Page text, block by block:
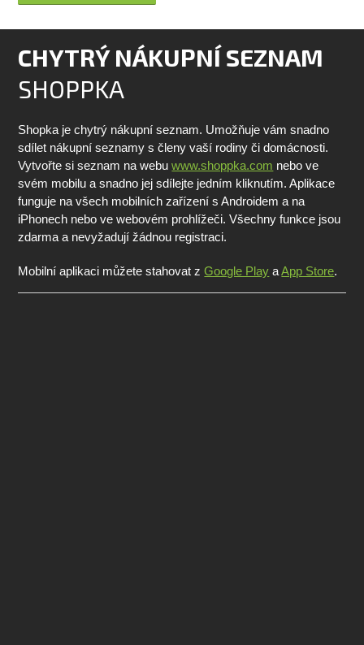
CHYTRÝ NÁKUPNÍ SEZNAM
SHOPPKA
Shopka je chytrý nákupní seznam. Umožňuje vám snadno
sdílet nákupní seznamy s členy vaší rodiny či domácnosti.
Vytvořte si seznam na webuwww.shoppka.com nebo ve
svém mobilu a snadno jej sdílejte jedním kliknutím. Aplikace
funguje na všech mobilních zařízení s Androidem a na
iPhonech nebo ve webovém prohlížeči. Všechny funkce jsou
zdarma a nevyžadují žádnou registraci.
Mobilní aplikaci můžete stahovat zGoogle Play aApp Store.